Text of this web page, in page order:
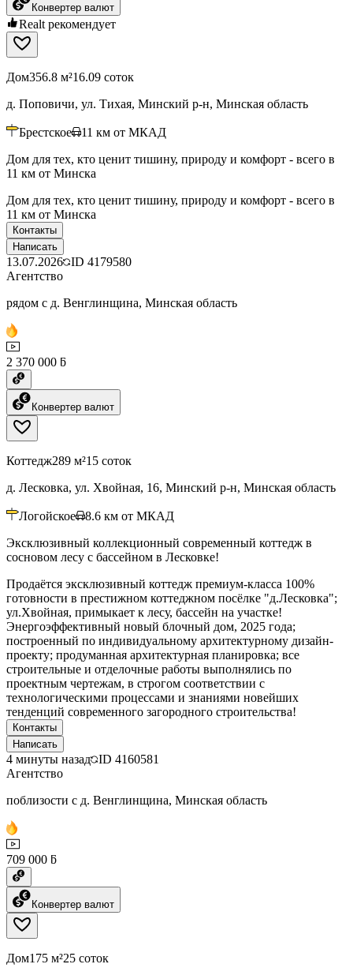
Конвертер валют
Realt рекомендует
Дом356.8 м²16.09 соток
д. Поповичи, ул. Тихая, Минский р-н, Минская область
Брестское 11 км от МКАД
Дом для тех, кто ценит тишину, природу и комфорт - всего в
11 км от Минска
Дом для тех, кто ценит тишину, природу и комфорт - всего в
11 км от Минска
Контакты
Написать
13.07.2026 ID 4179580
Агентство
рядом с д. Венглинщина, Минская область
2 370 000 ƃ
Конвертер валют
Коттедж289 м²15 соток
д. Лесковка, ул. Хвойная, 16, Минский р-н, Минская область
Логойское 8.6 км от МКАД
Эксклюзивный коллекционный современный коттедж в
сосновом лесу с бассейном в Лесковке!
Продаётся эксклюзивный коттедж премиум-класса 100%
готовности в престижном коттеджном посёлке "д.Лесковка";
ул.Хвойная, примыкает к лесу, бассейн на участке!
Энергоэффективный новый блочный дом, 2025 года;
построенный по индивидуальному архитектурному дизайн-
проекту; продуманная архитектурная планировка; все
строительные и отделочные работы выполнялись по
проектным чертежам, в строгом соответствии с
технологическими процессами и знаниями новейших
тенденций современного загородного строительства!
Контакты
Написать
4 минуты назад ID 4160581
Агентство
поблизости с д. Венглинщина, Минская область
709 000 ƃ
Конвертер валют
Дом175 м²25 соток